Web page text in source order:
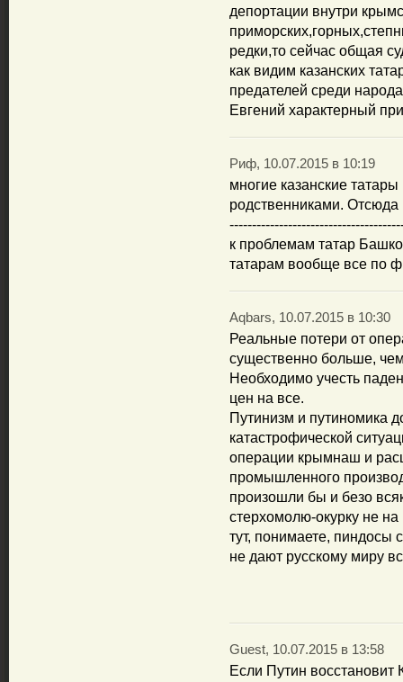
депортации внутри
редки,то сейчас общая
как видим казанских
предателей среди
Евгений характерный
Риф, 10.07.2015 в 10:19
многие казанские
родственниками.
к проблемам татар
татарам вообще все по
Aqbars, 10.07.2015 в 10:30
Реальные потери от
существенно больше,
Необходимо учесть
цен на все.
Путинизм и путиномика
катастрофической
операции крымнаш и
промышленного
произошли бы и безо
стерхомолю-окурку не на
тут, понимаете, пиндосы
не дают русскому миру
Guest, 10.07.2015 в 13:58
Если Путин восстановит